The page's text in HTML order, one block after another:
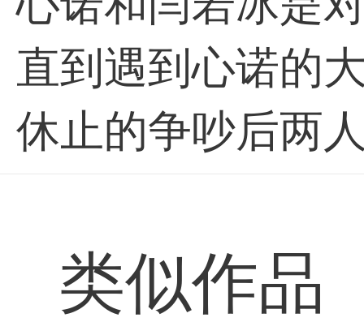
直到遇到心诺的
休止的争吵后两
类似作品